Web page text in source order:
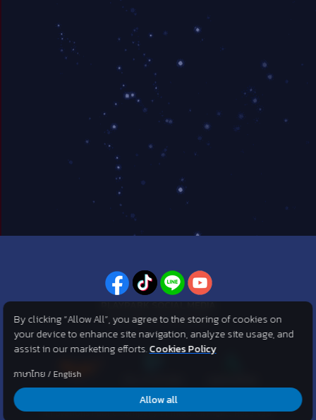
PLAYPARK SOCIAL MEDIA
ไม่พลาดทุกข่าวสารจาก PlayPark
©2007 KOG corporation . All Rights Reserved. ©2012 Asphere
Innovations Public Company Limited. All Rights Reserved.
By clicking “Allow All”, you agree to the storing of cookies on
your device to enhance site navigation, analyze site usage, and
assist in our marketing efforts.Cookies Policy
ภาษาไทย / English
Allow all